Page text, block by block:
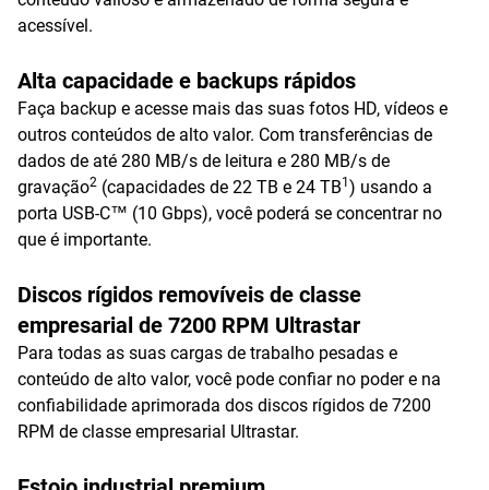
acessível.
Alta capacidade e backups rápidos
Faça backup e acesse mais das suas fotos HD, vídeos e
outros conteúdos de alto valor. Com transferências de
dados de até 280 MB/s de leitura e 280 MB/s de
gravação2 (capacidades de 22 TB e 24 TB1 ) usando a
porta USB-C™ (10 Gbps), você poderá se concentrar no
que é importante.
Discos rígidos removíveis de classe
empresarial de 7200 RPM Ultrastar
Para todas as suas cargas de trabalho pesadas e
conteúdo de alto valor, você pode confiar no poder e na
confiabilidade aprimorada dos discos rígidos de 7200
RPM de classe empresarial Ultrastar.